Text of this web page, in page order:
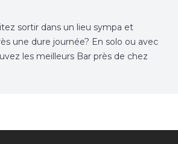
sortir dans un lieu sympa et
une dure journée? En solo ou avec
les meilleurs Bar près de chez